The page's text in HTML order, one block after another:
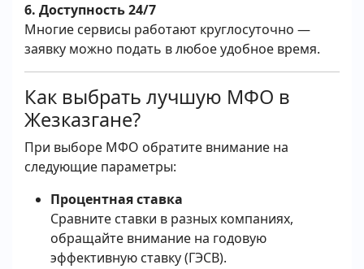
6. Доступность 24/7
Многие сервисы работают круглосуточно —
заявку можно подать в любое удобное время.
Как выбрать лучшую МФО в
Жезказгане?
При выборе МФО обратите внимание на
следующие параметры:
Процентная ставка
Сравните ставки в разных компаниях,
обращайте внимание на годовую
эффективную ставку (ГЭСВ).